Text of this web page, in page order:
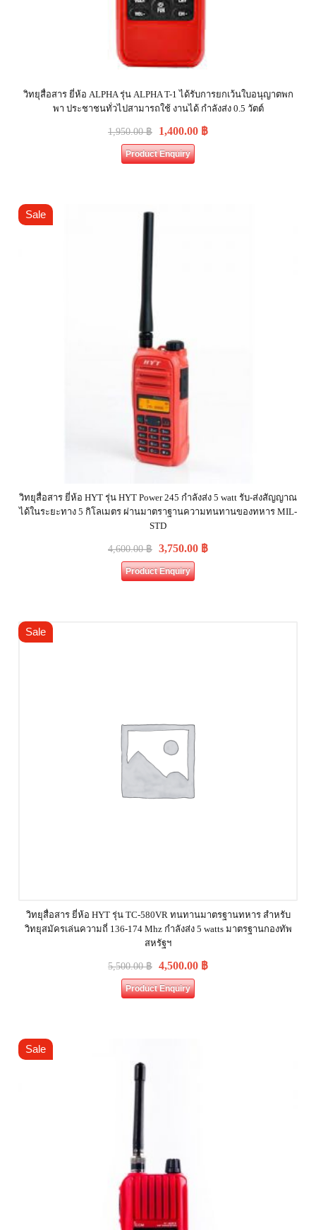
วิทยุสื่อสาร ยี่ห้อ ALPHA รุ่น ALPHA T-1 ได้รับการยกเว้นใบอนุญาตพก
พา ประชาชนทั่วไปสามารถใช้ งานได้ กำลังส่ง 0.5 วัตต์
1,950.00฿ 1,400.00 ฿
Product Enquiry
Sale
วิทยุสื่อสาร ยี่ห้อ HYT รุ่น HYT Power 245 กำลังส่ง 5 watt รับ-ส่งสัญญาณ
ได้ในระยะทาง 5 กิโลเมตร ผ่านมาตราฐานความทนทานของทหาร MIL-
STD
4,600.00฿ 3,750.00 ฿
Product Enquiry
Sale
วิทยุสื่อสาร ยี่ห้อ HYT รุ่น TC-580VR ทนทานมาตรฐานทหาร สำหรับ
วิทยุสมัครเล่นความถี่ 136-174 Mhz กำลังส่ง 5 watts มาตรฐานกองทัพ
สหรัฐฯ
5,500.00฿ 4,500.00 ฿
Product Enquiry
Sale